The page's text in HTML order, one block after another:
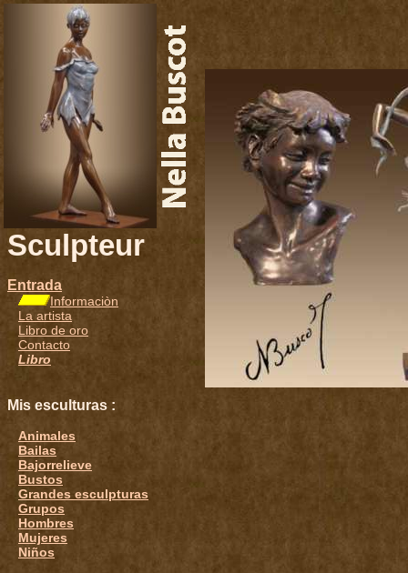
Sculpteur
Entrada
Informaciòn
La artista
Libro de oro
Contacto
Libro
Mis esculturas :
Animales
Bailas
Bajorrelieve
Bustos
Grandes esculpturas
Grupos
Hombres
Mujeres
Niños